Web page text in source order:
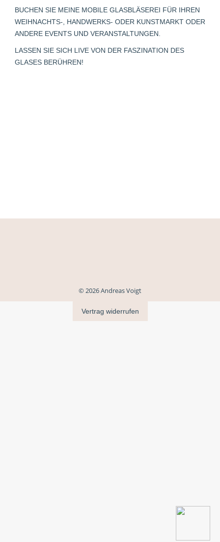
in
new
window
in
new
window
in
new
window
opens
in
new
in
new
window
BUCHEN SIE MEINE MOBILE GLASBLÄSEREI FÜR IHREN
WEIHNACHTS-, HANDWERKS- ODER KUNSTMARKT ODER
ANDERE EVENTS UND VERANSTALTUNGEN.
LASSEN SIE SICH LIVE VON DER FASZINATION DES
GLASES BERÜHREN!
© 2026 Andreas Voigt
Vertrag widerrufen